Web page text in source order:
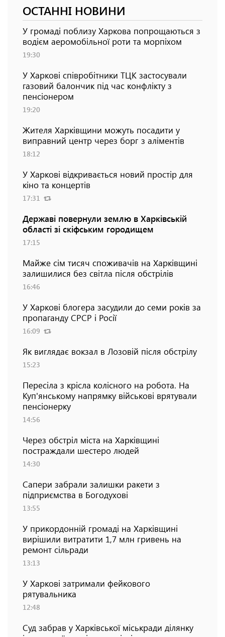
ОСТАННІ НОВИНИ
У громаді поблизу Харкова попрощаються з
водієм аеромобільної роти та морпіхом
19:30
У Харкові співробітники ТЦК застосували
газовий балончик під час конфлікту з
пенсіонером
19:20
Жителя Харківщини можуть посадити у
виправний центр через борг з аліментів
18:12
У Харкові відкривається новий простір для
кіно та концертів
17:31
Державі повернули землю в Харківській
області зі скіфським городищем
17:15
Майже сім тисяч споживачів на Харківщині
залишилися без світла після обстрілів
16:46
У Харкові блогера засудили до семи років за
пропаганду СРСР і Росії
16:09
Як виглядає вокзал в Лозовій після обстрілу
15:23
Пересіла з крісла колісного на робота. На
Куп'янському напрямку військові врятували
пенсіонерку
14:56
Через обстріл міста на Харківщині
постраждали шестеро людей
14:30
Сапери забрали залишки ракети з
підприємства в Богодухові
13:55
У прикордонній громаді на Харківщині
вирішили витратити 1,7 млн гривень на
ремонт сільради
13:13
У Харкові затримали фейкового
рятувальника
12:48
Суд забрав у Харківської міськради ділянку